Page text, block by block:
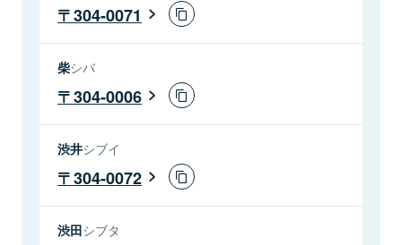
304-0071
柴シバ
304-0006
渋井シブイ
304-0072
渋田シブタ